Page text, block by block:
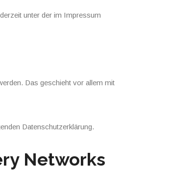
unter der im Impressum
Das geschieht vor allem mit
Datenschutzerklärung.
Networks